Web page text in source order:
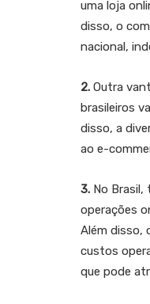
uma loja
disso, o
nacional,
2. Outra
brasileiros
disso, a
ao e-
3. No
operações
Além disso,
custos
que pode